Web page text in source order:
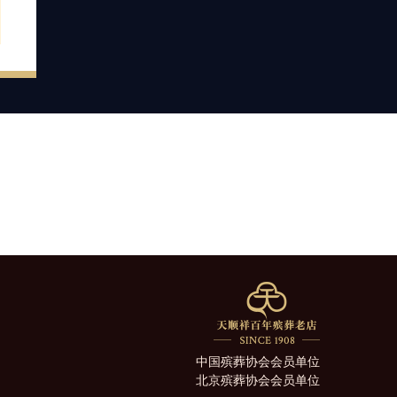
中国殡葬协会会员单位
北京殡葬协会会员单位